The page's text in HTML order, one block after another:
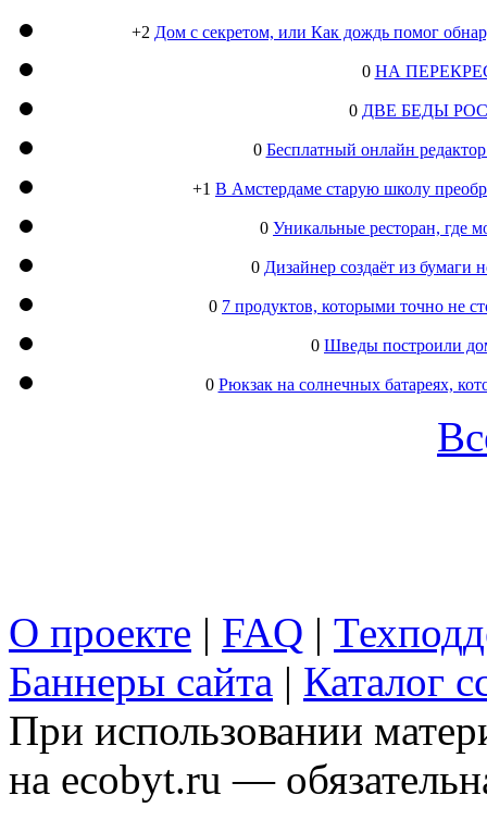
+2 Дом с секретом, или Как дождь помог
0 НА
0 ДВЕ БЕДЫ
0 Бесплатный онлайн
+1 В Амстердаме старую школу
0 Уникальные ресторан, где
0 Дизайнер создаёт из
0 7 продуктов, которыми точно не
0 Шведы построили
0 Рюкзак на солнечных батареях,
О проекте | FAQ |
Баннеры сайта | Каталог
При использовании
на ecobyt.ru —